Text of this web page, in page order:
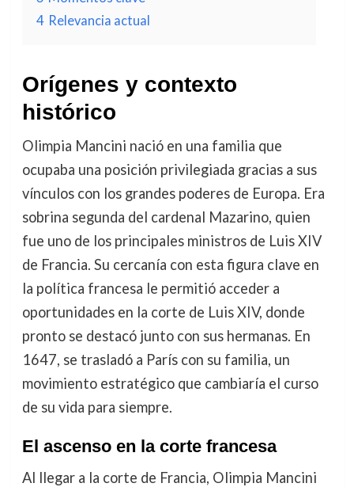
4 Relevancia actual
Orígenes y contexto
histórico
Olimpia Mancini nació en una familia que
ocupaba una posición privilegiada gracias a sus
vínculos con los grandes poderes de Europa. Era
sobrina segunda del cardenal Mazarino, quien
fue uno de los principales ministros de Luis XIV
de Francia. Su cercanía con esta figura clave en
la política francesa le permitió acceder a
oportunidades en la corte de Luis XIV, donde
pronto se destacó junto con sus hermanas. En
1647, se trasladó a París con su familia, un
movimiento estratégico que cambiaría el curso
de su vida para siempre.
El ascenso en la corte francesa
Al llegar a la corte de Francia, Olimpia Mancini